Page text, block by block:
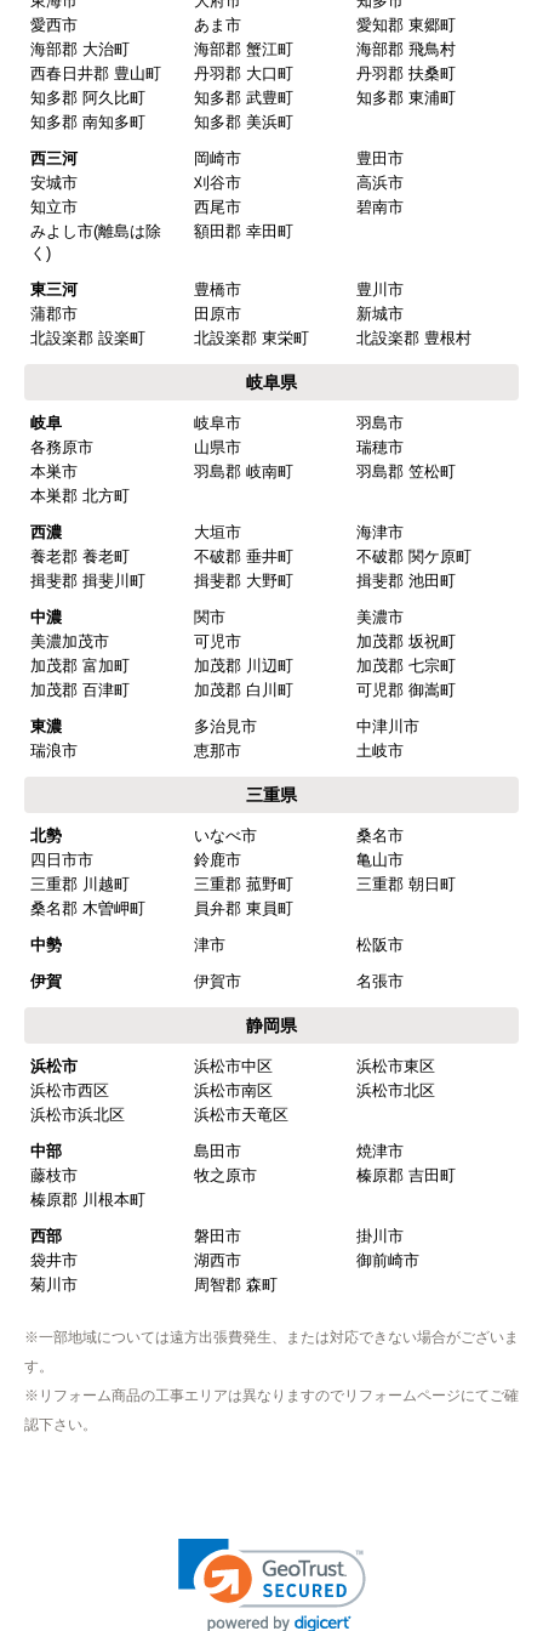
愛西市
あま市
愛知郡 東郷町
海部郡 大治町
海部郡 蟹江町
海部郡 飛鳥村
西春日井郡 豊山町
丹羽郡 大口町
丹羽郡 扶桑町
知多郡 阿久比町
知多郡 武豊町
知多郡 東浦町
知多郡 南知多町
知多郡 美浜町
西三河
岡崎市
豊田市
安城市
刈谷市
高浜市
知立市
西尾市
碧南市
みよし市(離島は除
く)
額田郡 幸田町
東三河 豊橋市
豊川市
蒲郡市
田原市
新城市
北設楽郡 設楽町
北設楽郡 東栄町 北設楽郡 豊根村
岐阜県
岐阜 岐阜市
羽島市
各務原市
山県市
瑞穂市
本巣市
羽島郡 岐南町
羽島郡 笠松町
本巣郡 北方町
西濃
大垣市
海津市
養老郡 養老町
不破郡 垂井町
不破郡 関ケ原町
揖斐郡 揖斐川町
揖斐郡 大野町
揖斐郡 池田町
中濃
関市
美濃市
美濃加茂市
可児市
加茂郡 坂祝町
加茂郡 富加町
加茂郡 川辺町
加茂郡 七宗町
加茂郡 百津町
加茂郡 白川町
可児郡 御嵩町
東濃
多治見市
中津川市
瑞浪市
恵那市 土岐市
三重県
北勢 いなべ市
桑名市
四日市市
鈴鹿市
亀山市
三重郡 川越町
三重郡 菰野町
三重郡 朝日町
桑名郡 木曽岬町
員弁郡 東員町
中勢
津市
松阪市
伊賀
伊賀市 名張市
静岡県
浜松市 浜松市中区
浜松市東区
浜松市西区
浜松市南区
浜松市北区
浜松市浜北区
浜松市天竜区
中部
島田市
焼津市
藤枝市
牧之原市
榛原郡 吉田町
榛原郡 川根本町
西部
磐田市
掛川市
袋井市
湖西市
御前崎市
菊川市
周智郡 森町
※一部地域については遠方出張費発生、または対応できない場合がございま
す。
※リフォーム商品の工事エリアは異なりますのでリフォームページにてご確
認下さい。